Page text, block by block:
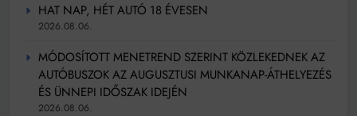
HAT NAP, HÉT AUTÓ 18 ÉVESEN
2026.08.06.
MÓDOSÍTOTT MENETREND SZERINT KÖZLEKEDNEK AZ
AUTÓBUSZOK AZ AUGUSZTUSI MUNKANAP-ÁTHELYEZÉS
ÉS ÜNNEPI IDŐSZAK IDEJÉN
2026.08.06.